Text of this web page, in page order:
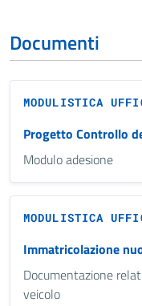
Documenti
MODULISTICA
Progetto Controllo
Modulo adesione
MODULISTICA
Immatricolazione
Documentazione
veicolo